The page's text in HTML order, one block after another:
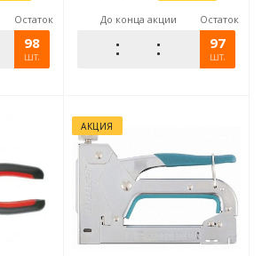
Остаток
98
шт.
До конца акции Остаток
97
шт.
АКЦИЯ